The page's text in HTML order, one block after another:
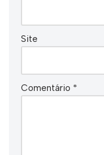
Site
Comentário *